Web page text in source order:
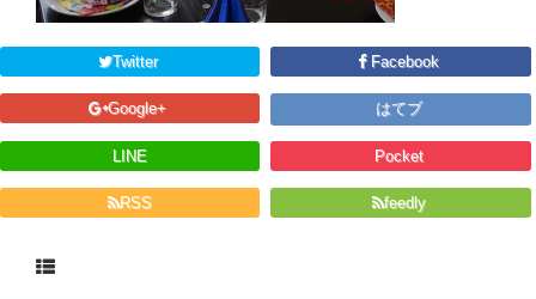
Twitter Facebook
Google+ はてブ
LINE Pocket
RSS feedly